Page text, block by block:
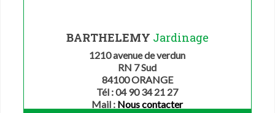
BARTHELEMY Jardinage
1210 avenue de verdun
RN 7 Sud
84100 ORANGE
Tél : 04 90 34 21 27
Mail : Nous contacter